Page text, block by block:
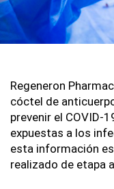
Regeneron
cóctel de
prevenir el COVID-
expuestas a los
esta información
realizado de etapa